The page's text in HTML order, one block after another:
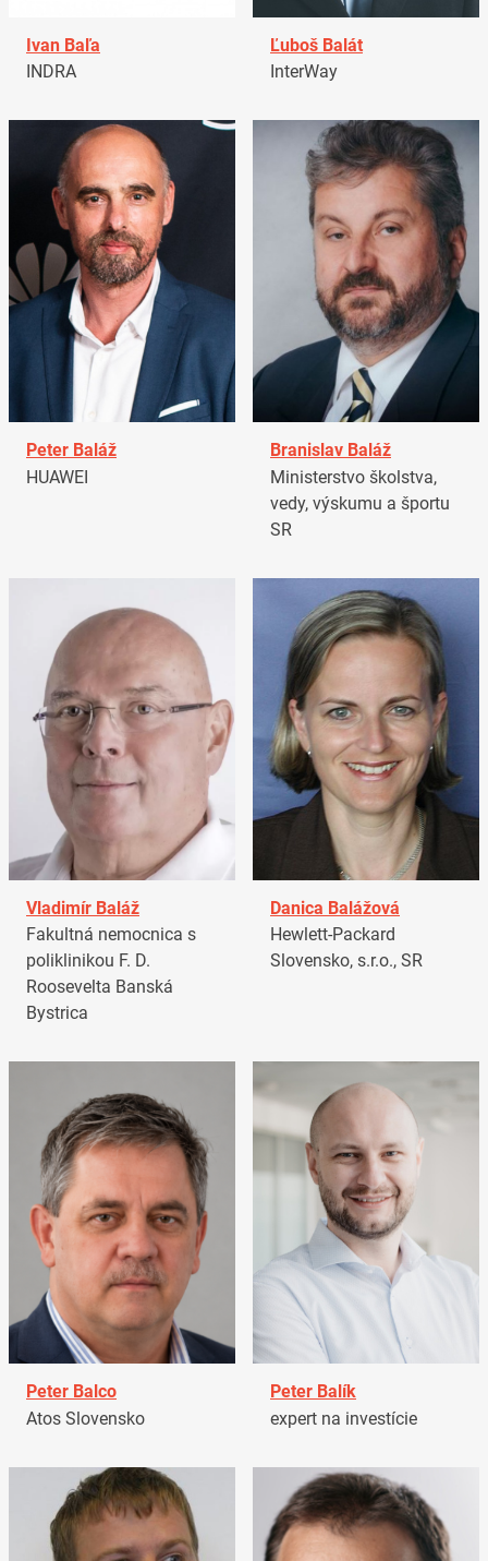
Ivan Baľa
INDRA
Ľuboš Balát
InterWay
Peter Baláž
HUAWEI
Branislav Baláž
Ministerstvo školstva,
vedy, výskumu a športu
SR
Vladimír Baláž
Fakultná nemocnica s
poliklinikou F. D.
Roosevelta Banská
Bystrica
Danica Balážová
Hewlett-Packard
Slovensko, s.r.o., SR
Peter Balco
Atos Slovensko
Peter Balík
expert na investície